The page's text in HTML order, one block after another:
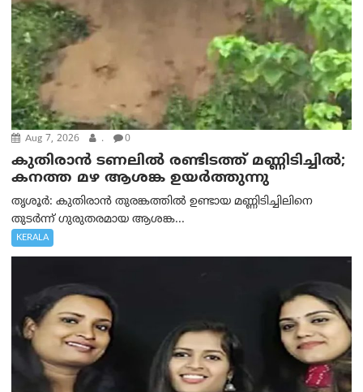
Aug 7, 2026 . 0
കുതിരാൻ ടണലിൽ രണ്ടിടത്ത് മണ്ണിടിച്ചിൽ;
കനത്ത മഴ ആശങ്ക ഉയർത്തുന്നു
തൃശൂർ: കുതിരാൻ തുരങ്കത്തിൽ ഉണ്ടായ മണ്ണിടിച്ചിലിനെ
തുടർന്ന് ഗുരുതരമായ ആശങ്ക...
KERALA